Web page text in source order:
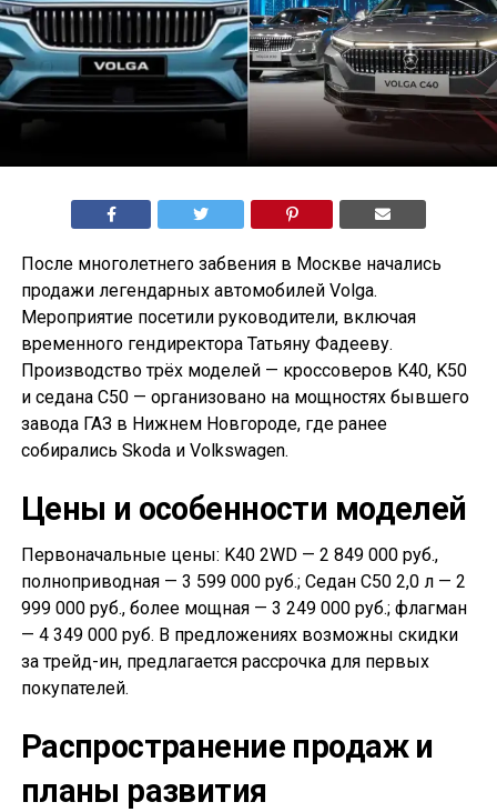
После многолетнего забвения в Москве начались
продажи легендарных автомобилей Volga.
Мероприятие посетили руководители, включая
временного гендиректора Татьяну Фадееву.
Производство трёх моделей — кроссоверов K40, K50
и седана С50 — организовано на мощностях бывшего
завода ГАЗ в Нижнем Новгороде, где ранее
собирались Skoda и Volkswagen.
Цены и особенности моделей
Первоначальные цены: K40 2WD — 2 849 000 руб.,
полноприводная — 3 599 000 руб.; Седан С50 2,0 л — 2
999 000 руб., более мощная — 3 249 000 руб.; флагман
— 4 349 000 руб. В предложениях возможны скидки
за трейд-ин, предлагается рассрочка для первых
покупателей.
Распространение продаж и
планы развития